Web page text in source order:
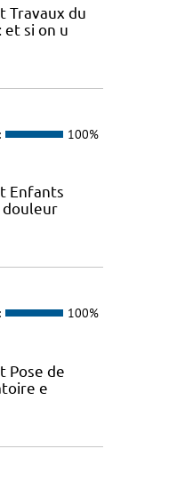
Travaux du
et si on u
100%
Enfants
douleur
100%
Pose de
e